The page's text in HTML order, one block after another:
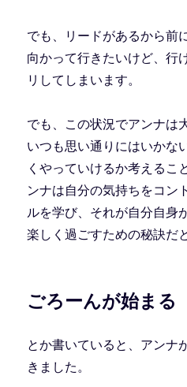
でも、リードがあるから前
向かって行きたいけど、行
リしてしまいます。
でも、この状況でアンナは
いつも思い通りにはいかな
くやっていけるか考えるこ
ンナは自分の気持ちをコン
ルを学び、それが自分自身
楽しく過ごすための秘訣だ
ごろーんが始まる
とか書いていると、アンナ
きました。